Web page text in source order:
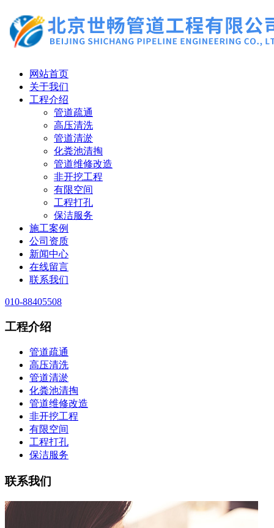
网站首页
关于我们
工程介绍
管道疏通
高压清洗
管道清淤
化粪池清掏
管道维修改造
非开挖工程
有限空间
工程打孔
保洁服务
施工案例
公司资质
新闻中心
在线留言
联系我们
010-88405508
工程介绍
管道疏通
高压清洗
管道清淤
化粪池清掏
管道维修改造
非开挖工程
有限空间
工程打孔
保洁服务
联系我们